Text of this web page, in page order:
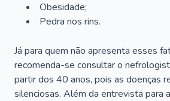
Obesidade;
Pedra nos rins.
Já para quem não apresenta esses
recomenda-se consultar o
partir dos 40 anos, pois as doenças
silenciosas. Além da entrevista para